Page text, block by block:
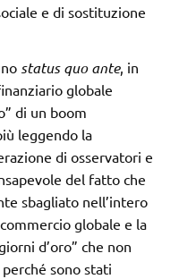
e di sostituzione
status quo ante, in
globale
di un boom
leggendo la
di osservatori e
del fatto che
sbagliato nell’intero
globale e la
d’oro” che non
sono stati